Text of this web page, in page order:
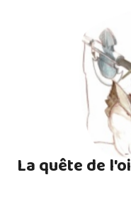
La quête de